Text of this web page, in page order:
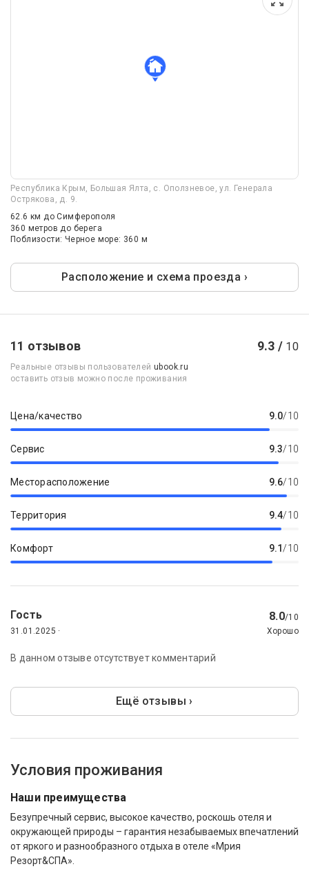
Республика Крым, Большая Ялта, c. Оползневое, ул. Генерала
Острякова, д. 9.
62.6 кмдо Симферополя
360 метров до берега
Поблизости: Черное море: 360 м
Расположение и схема проезда ›
11 отзывов 9.3 / 10
Реальные отзывы пользователейubook.ru
оставить отзыв можно после проживания
Цена/качество 9.0/10
Сервис 9.3/10
Месторасположение 9.6/10
Территория 9.4/10
Комфорт 9.1/10
Гость 8.0/10
31.01.2025 ·
Хорошо
В данном отзыве отсутствует комментарий
Ещё отзывы ›
Условия проживания
Наши преимущества
Безупречный сервис, высокое качество, роскошь отеля и
окружающей природы – гарантия незабываемых впечатлений
от яркого и разнообразного отдыха в отеле «Мрия
Резорт&СПА».